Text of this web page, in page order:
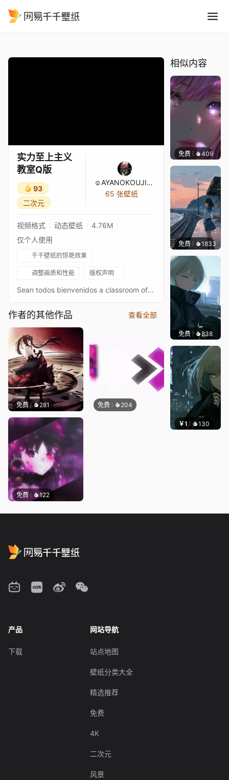
实力至上主义
教室Q版
93
二次元
☺AYANOKOUJI♫♣KIYOTAKA☺
65 张壁纸
视频格式 动态壁纸
4.76M
仅个人使用
千千壁纸的惊艳效果
调整画质和性能 版权声明
Sean todos bienvenidos a classroom of the elite
作者的其他作品 查看全部
免费 281 免费 204
免费 122
相似内容
免费 409辰东
免费 1833辰东
免费 838辰东
￥1 130
产品
下载
网站导航
站点地图
壁纸分类大全
精选推荐
免费
4K
二次元
风景